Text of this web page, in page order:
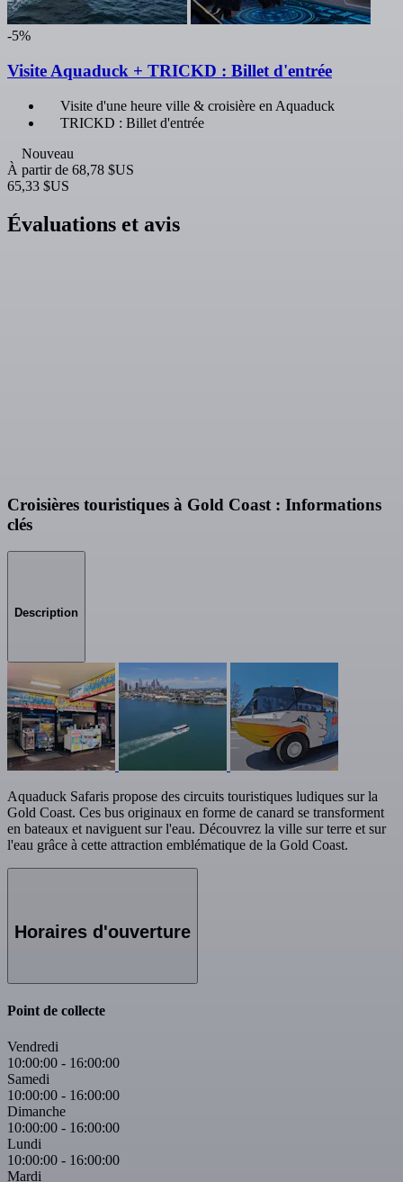
-5%
Visite Aquaduck + TRICKD : Billet d'entrée
Visite d'une heure ville & croisière en Aquaduck
TRICKD : Billet d'entrée
Nouveau
À partir de 68,78 $US
65,33 $US
Évaluations et avis
Croisières touristiques à Gold Coast : Informations
clés
Description
Aquaduck Safaris propose des circuits touristiques ludiques sur la
Gold Coast. Ces bus originaux en forme de canard se transforment
en bateaux et naviguent sur l'eau. Découvrez la ville sur terre et sur
l'eau grâce à cette attraction emblématique de la Gold Coast.
Horaires d'ouverture
Point de collecte
Vendredi
10:00:00 - 16:00:00
Samedi
10:00:00 - 16:00:00
Dimanche
10:00:00 - 16:00:00
Lundi
10:00:00 - 16:00:00
Mardi